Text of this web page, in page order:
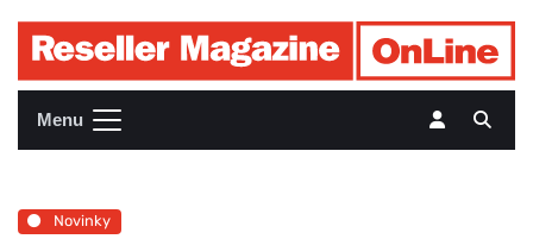
Menu
Novinky